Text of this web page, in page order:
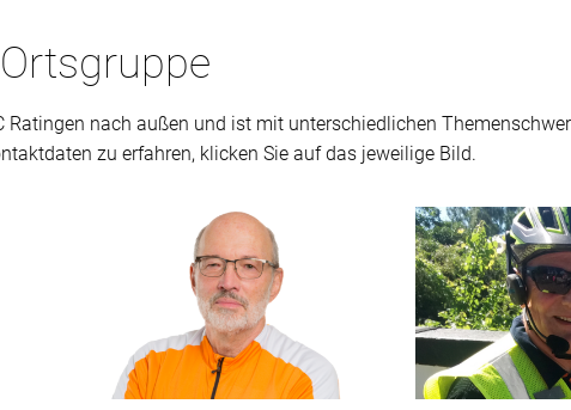
Ratingen nach außen und ist mit unterschiedlichen
zu erfahren, klicken Sie auf das jeweilige Bild.